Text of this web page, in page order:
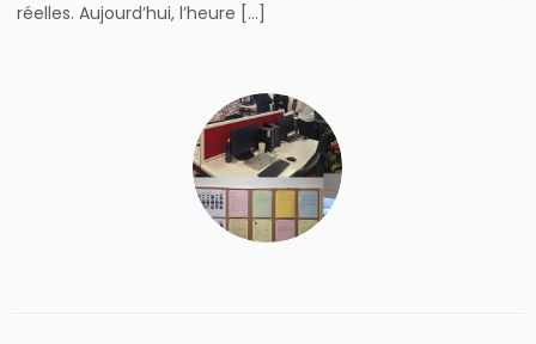
réelles. Aujourd’hui, l’heure […]